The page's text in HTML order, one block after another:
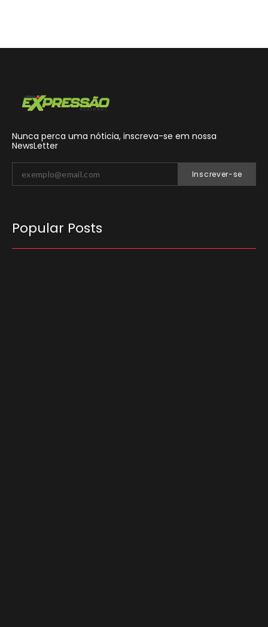
Nunca perca uma nóticia, inscreva-se em nossa
NewsLetter
Inscrever-se
Popular Posts